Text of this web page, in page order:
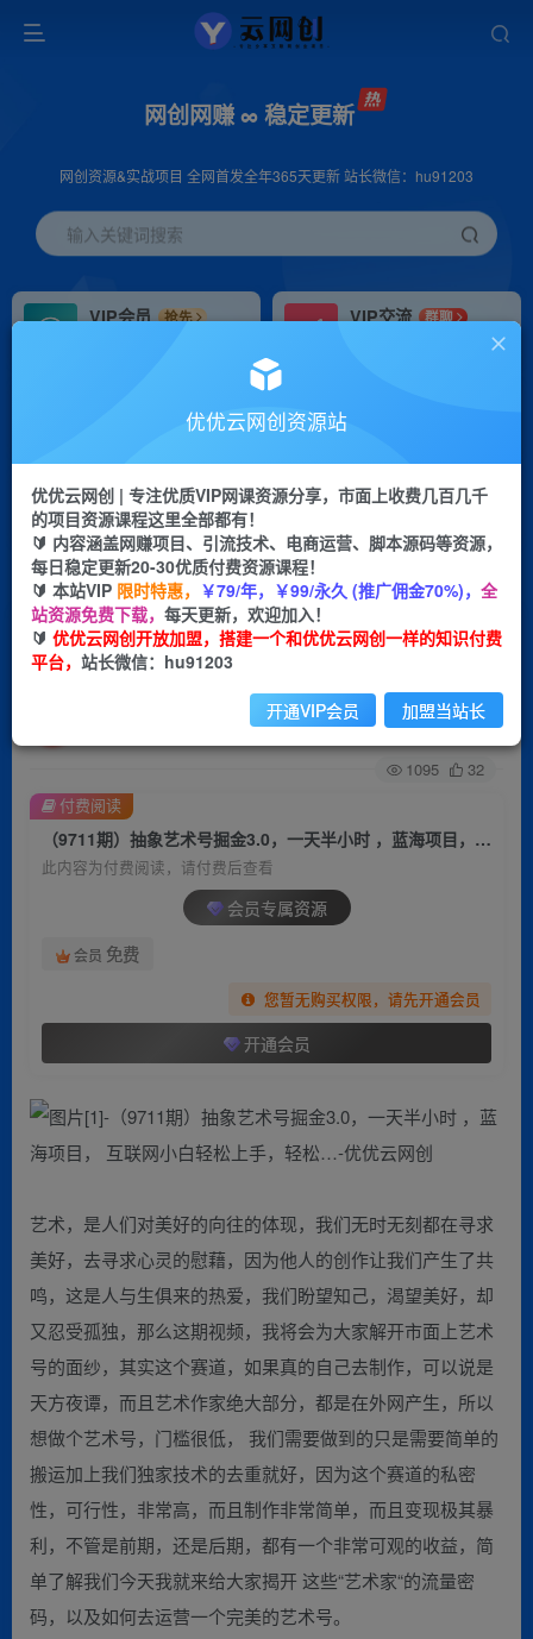
网创网赚 ∞ 稳定更新
网创资源&实战项目 全网首发全年365天更新 站长微信：hu91203
输入关键词搜索
VIP会员
抢先
VIP交流
群聊
研究探讨更多创业项目路子。
会员专属推广链接
挂机 项目
脚本卡密
APP下载
GO
首页 创业课程 会员专属 正文
（9711期）抽象艺术号掘金3.0，一天半小时 ，蓝
海项目， 互联网小白轻松上手，轻松…
关注 私信
1095 32
（9711期）抽象艺术号掘金3.0，一天半小时 ，蓝海项目， 互联网小白轻松上手，轻松…
此内容为付费阅读，请付费后查看
会员专属资源
会员 免费
您暂无购买权限，请先开通会员
开通会员
付费阅读
艺术，是人们对美好的向往的体现，我们无时无刻都在寻求
美好，去寻求心灵的慰藉，因为他人的创作让我们产生了共
鸣，这是人与生俱来的热爱，我们盼望知己，渴望美好，却
又忍受孤独，那么这期视频，我将会为大家解开市面上艺术
号的面纱，其实这个赛道，如果真的自己去制作，可以说是
天方夜谭，而且艺术作家绝大部分，都是在外网产生，所以
想做个艺术号，门槛很低， 我们需要做到的只是需要简单的
搬运加上我们独家技术的去重就好，因为这个赛道的私密
性，可行性，非常高，而且制作非常简单，而且变现极其暴
利，不管是前期，还是后期，都有一个非常可观的收益，简
单了解我们今天我就来给大家揭开 这些“艺术家“的流量密
码，以及如何去运营一个完美的艺术号。
优优云网创资源站
优优云网创 | 专注优质VIP网课资源分享，市面上收费几百几千
的项目资源课程这里全部都有！
🔰 内容涵盖网赚项目、引流技术、电商运营、脚本源码等资源，
每日稳定更新20-30优质付费资源课程！
🔰 本站VIP 限时特惠， ￥79/年，￥99/永久 (推广佣金70%)， 全
站资源免费下载， 每天更新，欢迎加入！
🔰 优优云网创开放加盟，搭建一个和优优云网创一样的知识付费
平台， 站长微信：hu91203
开通VIP会员 加盟当站长